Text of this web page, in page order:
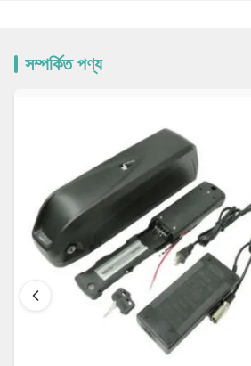
সম্পর্কিত পণ্য